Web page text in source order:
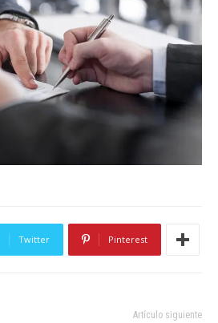
Twitter Pinterest
Artículo siguiente